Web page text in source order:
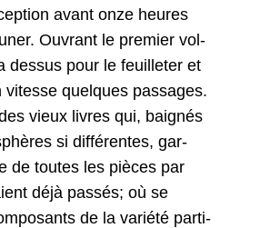
avant onze heures
Ouvrant le pre­mier vol­
dessus pour le feuil­leter et
vitesse quelques pas­sages.
vieux livres qui, baignés
si dif­férentes, gar­
de toutes les pièces par
déjà passés; où se
de la var­iété par­ti­